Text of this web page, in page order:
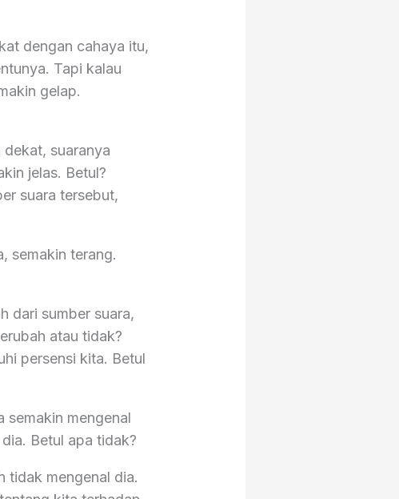
dengan cahaya itu,
Tapi kalau
gelap.
dekat, suaranya
jelas. Betul?
suara tersebut,
semakin terang.
dari sumber suara,
atau tidak?
persensi kita. Betul
semakin mengenal
Betul apa tidak?
tidak mengenal dia.